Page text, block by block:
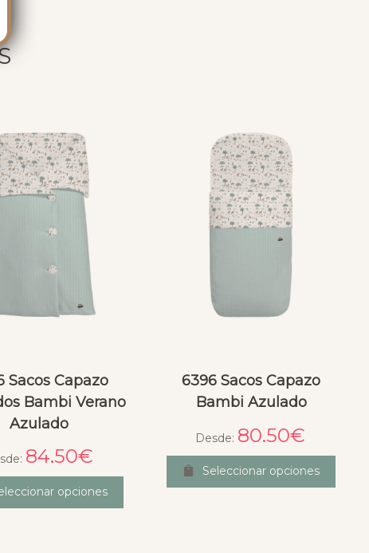
Sacos Capazo
Bambi Verano
Azulado
84.50€
opciones
6396 Sacos Capazo
Bambi Azulado
Desde: 80.50€
Seleccionar opciones